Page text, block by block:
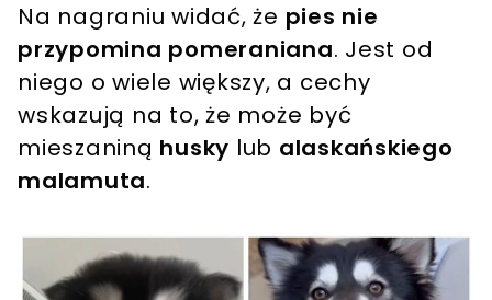
Na nagraniu widać, że pies nie
przypomina pomeraniana. Jest od
niego o wiele większy, a cechy
wskazują na to, że może być
mieszaniną husky lub alaskańskiego
malamuta.